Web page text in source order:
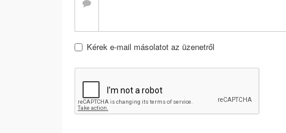
Kérek e-mail másolatot az üzenetről